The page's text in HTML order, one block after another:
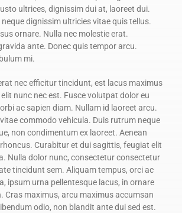
ultrices, dignissim dui at, laoreet dui.
dignissim ultricies vitae quis tellus.
ornare. Nulla nec molestie erat.
ante. Donec quis tempor arcu.
mi.
nec efficitur tincidunt, est lacus maximus
elit nunc nec est. Fusce volutpat dolor eu
ac sapien diam. Nullam id laoreet arcu.
commodo vehicula. Duis rutrum neque
non condimentum ex laoreet. Aenean
Curabitur et dui sagittis, feugiat elit
Nulla dolor nunc, consectetur consectetur
tincidunt sem. Aliquam tempus, orci ac
ipsum urna pellentesque lacus, in ornare
Cras maximus, arcu maximus accumsan
odio, non blandit ante dui sed est.